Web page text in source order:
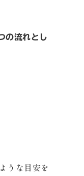
の流れとし
うな目安を